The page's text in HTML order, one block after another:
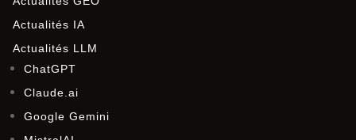
Actualités IA
Actualités LLM
ChatGPT
Claude.ai
Google Gemini